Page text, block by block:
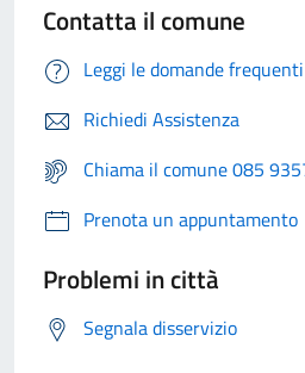
Contatta il comune
Leggi le domande frequenti
Richiedi Assistenza
Chiama il comune 085
Prenota un appuntamento
Problemi in città
Segnala disservizio